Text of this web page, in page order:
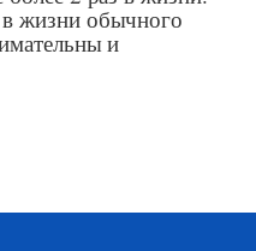
жизни обычного
и